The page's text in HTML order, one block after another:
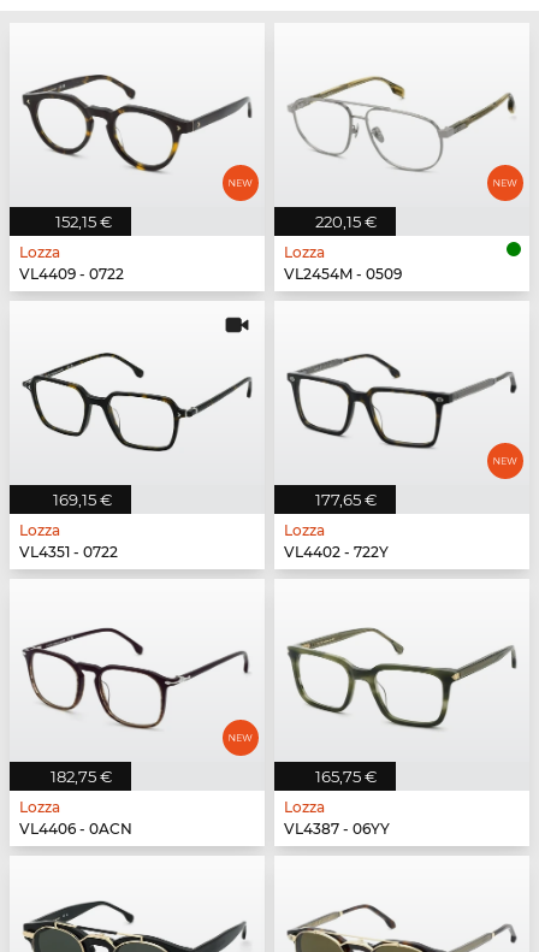
152,15 €
Lozza
VL4409 - 0722
220,15 €
Lozza
VL2454M - 0509
169,15 €
Lozza
VL4351 - 0722
177,65 €
Lozza
VL4402 - 722Y
182,75 €
Lozza
VL4406 - 0ACN
165,75 €
Lozza
VL4387 - 06YY